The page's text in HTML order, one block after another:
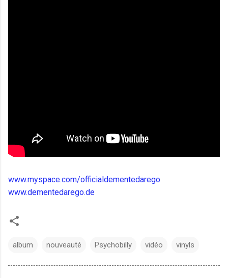
www.myspace.com/officialdementedarego
www.dementedarego.de
album nouveauté Psychobilly vidéo vinyls